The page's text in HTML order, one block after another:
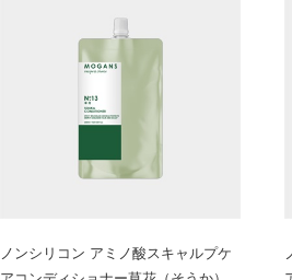
ノンシリコン アミノ酸スキャルプケ